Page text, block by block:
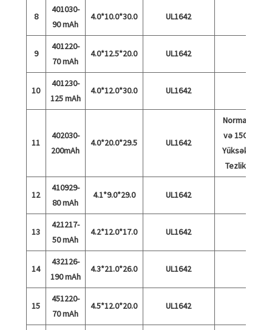
8
401030-
90 mAh
4.0*10.0*30.0 UL1642
9
401220-
70 mAh
4.0*12.5*20.0 UL1642
10
401230-
125 mAh
4.0*12.0*30.0 UL1642
11
402030-
200mAh
4.0*20.0*29.5 UL1642
Normal
və 15C
Yüksək
Tezlik
12
410929-
80 mAh
4.1*9.0*29.0 UL1642
13
421217-
50 mAh
4.2*12.0*17.0 UL1642
14
432126-
190 mAh
4.3*21.0*26.0 UL1642
15
451220-
70 mAh
4.5*12.0*20.0 UL1642